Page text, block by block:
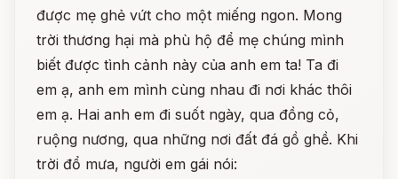
được mẹ ghẻ vứt cho một miếng ngon. Mong
trời thương hại mà phù hộ để mẹ chúng mình
biết được tình cảnh này của anh em ta! Ta đi
em ạ, anh em mình cùng nhau đi nơi khác thôi
em ạ. Hai anh em đi suốt ngày, qua đồng cỏ,
ruộng nương, qua những nơi đất đá gồ ghề. Khi
trời đổ mưa, người em gái nói: